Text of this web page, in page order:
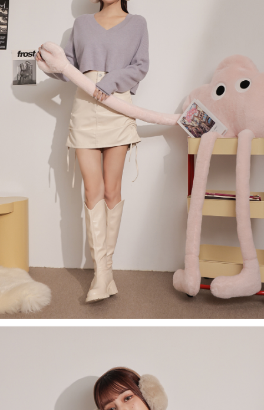
untuk mengesahkan transaksi atau jika tidak lulus semakan, pesanan
akan dibatalkan secara automatik. Jika terdapat situasi "pindah untuk
semakan khusus" yang tidak lulus, ini menunjukkan bahawa sistem
penilaian tidak mencukupi, tiada penjelasan mengenai kandungan
penilaian boleh diberikan.
【Penerangan Kaedah Pembayaran】
1. Pembayaran ansuran tidak digabungkan dalam bil telekomunikasi,
"Pembayaran Ansuran Gogo" akan menghantar SMS peringatan
pembayaran selepas tarikh penyelesaian bulanan.
2. Melalui pautan SMS untuk membuka bil, anda boleh memilih untuk
membayar melalui "Kod bar kedai serbaneka / Kedai rasmi Taiwan
Mobile / Pemindahan bank / Pembayaran J街口 / iPASS MONEY" dan
saluran lain.
【Nota Penting】
1. Perkhidmatan ini disediakan oleh "Taiwan Mobile Co., Ltd." untuk
membolehkan pengguna membeli produk atau perkhidmatan melalui
perkhidmatan ini semasa transaksi, dan kedai akan menyerahkan hak
tuntutan harga jual/beli ansuran kepada syarikat ini untuk membayar bil
menggunakan bil syarikat ini.
2. Berdasarkan tujuan kontrak persetujuan pembayaran menggunakan
"Pembayaran Ansuran Gogo", kedai akan memberikan maklumat peribadi
anda (termasuk nama, telefon atau alamat) kepada Taiwan Mobile untuk
pengumpulan, pemprosesan dan penggunaan, untuk pengesahan,
semakan dan pembetulan data yang diperlukan untuk bil ansuran oleh
Taiwan Mobile.
3. Sila baca syarat perkhidmatan pengguna secara lengkap melalui
pautan berikut: https://oppay.tw/userRule